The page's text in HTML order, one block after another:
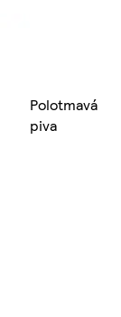
Polotmavá
piva